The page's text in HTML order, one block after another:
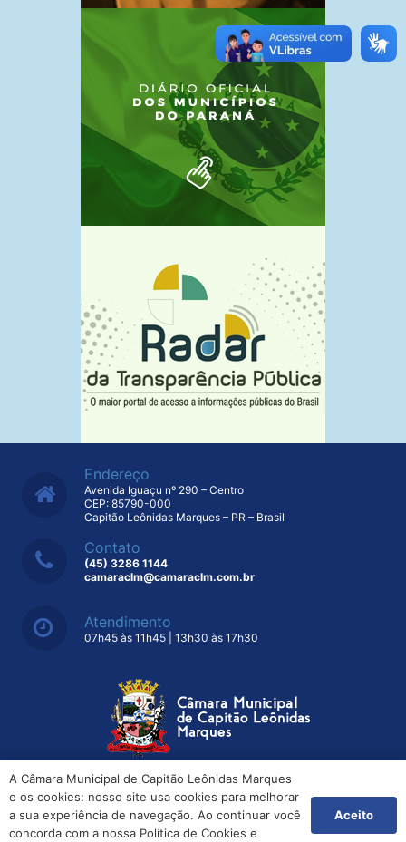
Endereço
Avenida Iguaçu nº 290 – Centro
CEP: 85790-000
Capitão Leônidas Marques – PR – Brasil
Contato
(45) 3286 1144
camaraclm@camaraclm.com.br
Atendimento
07h45 às 11h45 | 13h30 às 17h30
© Copyright – 2025 – Todos os direitos reservados – MGData
Tecnologia®
A Câmara Municipal de Capitão Leônidas Marques
e os cookies: nosso site usa cookies para melhorar
a sua experiência de navegação. Ao continuar você
concorda com a nossa Política de Cookies e
Aceito